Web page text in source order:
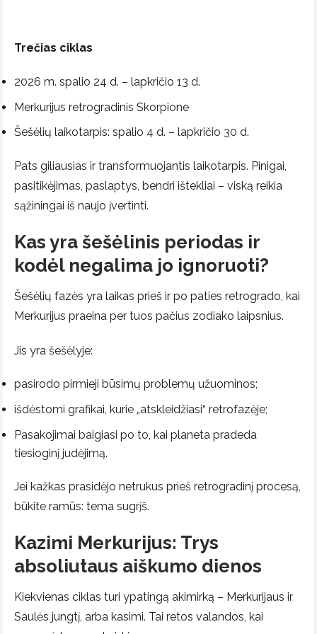
Trečias ciklas
2026 m. spalio 24 d. – lapkričio 13 d.
Merkurijus retrogradinis Skorpione
Šešėlių laikotarpis: spalio 4 d. – lapkričio 30 d.
Pats giliausias ir transformuojantis laikotarpis. Pinigai,
pasitikėjimas, paslaptys, bendri ištekliai – viską reikia
sąžiningai iš naujo įvertinti.
Kas yra šešėlinis periodas ir
kodėl negalima jo ignoruoti?
Šešėlių fazės yra laikas prieš ir po paties retrogrado, kai
Merkurijus praeina per tuos pačius zodiako laipsnius.
Jis yra šešėlyje:
pasirodo pirmieji būsimų problemų užuominos;
išdėstomi grafikai, kurie „atskleidžiasi“ retrofazėje;
Pasakojimai baigiasi po to, kai planeta pradeda
tiesioginį judėjimą.
Jei kažkas prasidėjo netrukus prieš retrogradinį procesą,
būkite ramūs: tema sugrįš.
Kazimi Merkurijus: Trys
absoliutaus aiškumo dienos
Kiekvienas ciklas turi ypatingą akimirką – Merkurijaus ir
Saulės jungtį, arba kasimi. Tai retos valandos, kai